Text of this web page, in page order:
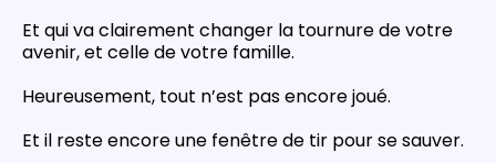
Et qui va clairement changer la tournure de votre
avenir, et celle de votre famille.
Heureusement, tout n’est pas encore joué.
Et il reste encore une fenêtre de tir pour se sauver.